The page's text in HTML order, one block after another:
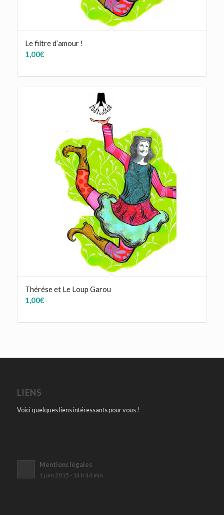
Le filtre d’amour !
1,00€
Thérése et Le Loup Garou
1,00€
LIENS
Voici quelques liens intéressants pour vous !
Mentions légales
1 juin 2015 - 14 h 44 min